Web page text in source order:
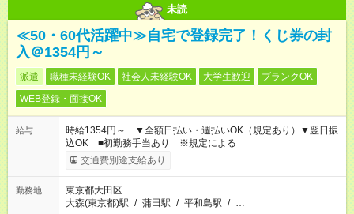
未読
≪50・60代活躍中≫自宅で登録完了！くじ券の封
入＠1354円～
派遣 職種未経験OK 社会人未経験OK 大学生歓迎
ブランクOK
WEB登録・面接OK
給与
時給1354円～ ▼全額日払い・週払いOK（規定あり）▼翌日振
込OK ■初勤務手当あり ※規定による
交通費別途支給あり
勤務地
東京都大田区
大森(東京都)駅 / 蒲田駅 / 平和島駅 / …